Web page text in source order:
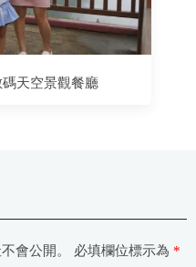
碼天空景觀餐廳
會公開。 必填欄位標示為 *